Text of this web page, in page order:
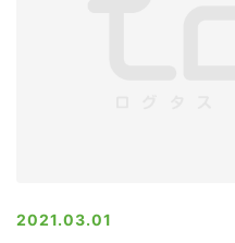
2021.03.01